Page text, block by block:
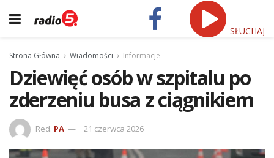
SŁUCHAJ
Strona Główna Wiadomości Informacje
Dziewięć osób w szpitalu po
zderzeniu busa z ciągnikiem
Red. PA 21 czerwca 2026